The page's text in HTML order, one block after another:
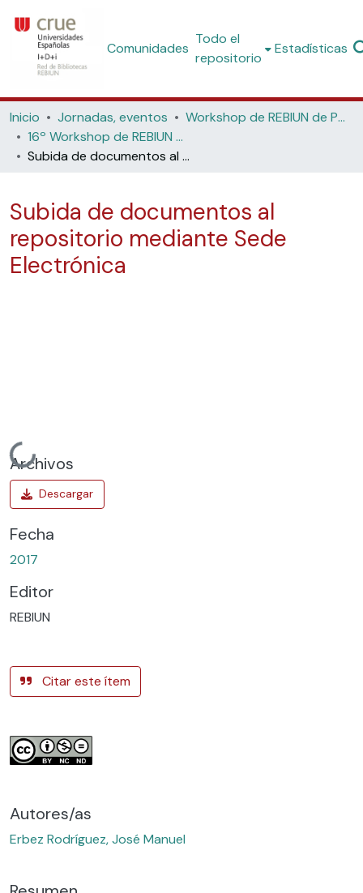
Comunidades
Todo el
repositorio
Estadísticas
Inicio Jornadas, eventos
Workshop de REBIUN de Proyectos Digitales
16º Workshop de REBIUN de Proyectos Digitales, 7ª Jornadas de Os Repositorios, 11º Coloquio Internacional de Ciencias de la Documentación (Universidad de Salamanca, 2017)
Subida de documentos al repositorio mediante Sede Electrónica
Subida de documentos al
repositorio mediante Sede
Electrónica
Cargando...
Archivos
Fecha
2017
Editor
REBIUN
Citar este ítem
Autores/as
Erbez Rodríguez, José Manuel